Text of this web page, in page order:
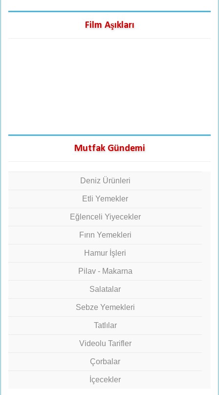
Film Aşıkları
Mutfak Gündemi
Deniz Ürünleri
Etli Yemekler
Eğlenceli Yiyecekler
Fırın Yemekleri
Hamur İşleri
Pilav - Makarna
Salatalar
Sebze Yemekleri
Tatlılar
Videolu Tarifler
Çorbalar
İçecekler